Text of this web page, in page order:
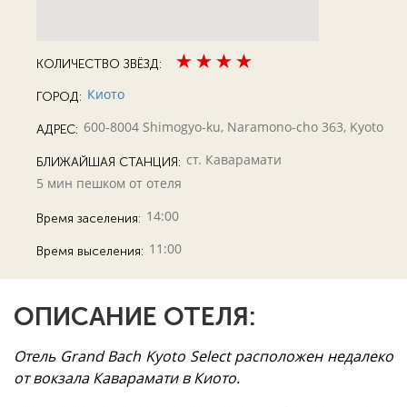
КОЛИЧЕСТВО ЗВЁЗД:
ГОРОД: Киото
АДРЕС: 600-8004 Shimogyo-ku, Naramono-cho 363, Kyoto
БЛИЖАЙШАЯ СТАНЦИЯ: ст. Каварамати
5 мин пешком от отеля
Время заселения: 14:00
Время выселения: 11:00
ОПИСАНИЕ ОТЕЛЯ:
Отель Grand Bach Kyoto Select расположен недалеко
от вокзала Каварамати в Киото.